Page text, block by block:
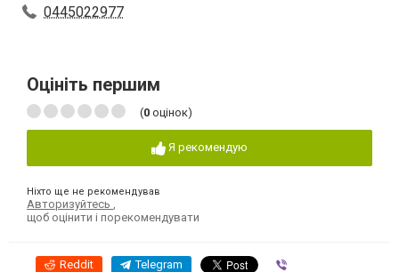
0445022977
Оцініть першим
(0 оцінок)
Я рекомендую
Ніхто ще не рекомендував
Авторизуйтесь
щоб оцінити і порекомендувати
Reddit Telegram